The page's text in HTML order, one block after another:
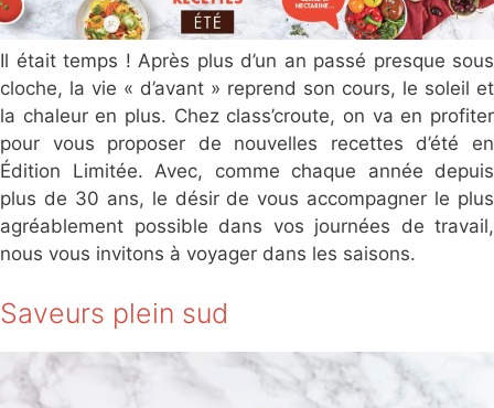
Il était temps ! Après plus d’un an passé presque sous
cloche, la vie « d’avant » reprend son cours, le soleil et
la chaleur en plus. Chez class’croute, on va en profiter
pour vous proposer de nouvelles recettes d’été en
Édition Limitée. Avec, comme chaque année depuis
plus de 30 ans, le désir de vous accompagner le plus
agréablement possible dans vos journées de travail,
nous vous invitons à voyager dans les saisons.
Saveurs plein sud